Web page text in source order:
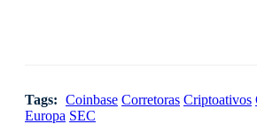
Tags: Coinbase Corretoras Criptoativos
Europa SEC